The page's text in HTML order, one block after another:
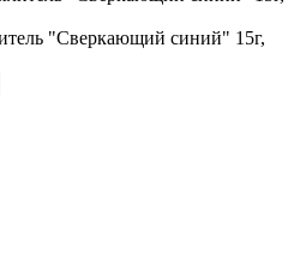
"Сверкающий синий" 15г,